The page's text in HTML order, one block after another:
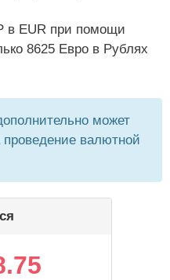
в EUR при помощи
8625 Евро в Рублях
может
валютной